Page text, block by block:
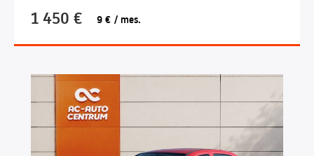
1 450 € 9 € / mes.